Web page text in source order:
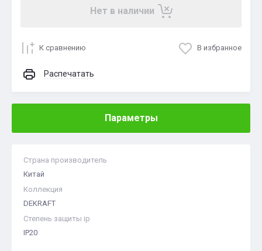
Нет в наличии
К сравнению В избранное
Распечатать
Параметры
Страна производитель
Китай
Коллекция
DEKRAFT
Степень защиты ip
IP20